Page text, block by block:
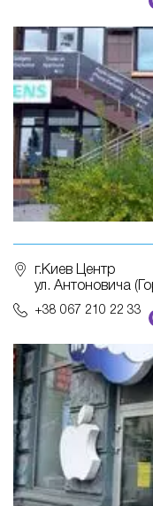
г.Киев Центр
ул. Антоновича
+38 067 210 22 33